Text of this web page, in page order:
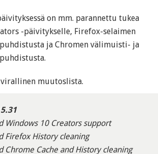
on mm. parannettu tukea
-päivitykselle, Firefox-selaimen
ja Chromen välimuisti- ja
muutoslista.
Windows 10 Creators support
Firefox History cleaning
Chrome Cache and History cleaning